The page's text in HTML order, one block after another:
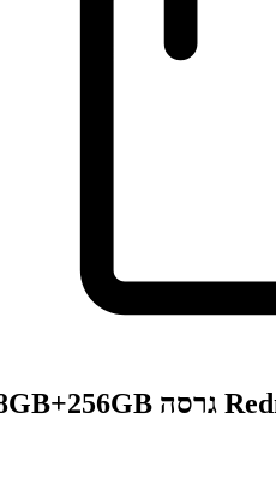
סמארטפון Redmi Note 14 גרסה 8GB+256GB